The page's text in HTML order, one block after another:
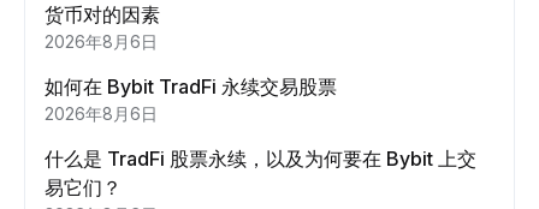
货币对的因素
2026年8月6日
如何在 Bybit TradFi 永续交易股票
2026年8月6日
什么是 TradFi 股票永续，以及为何要在 Bybit 上交
易它们？